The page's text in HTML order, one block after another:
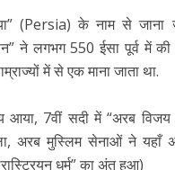
(Persia) के नाम से जाना
ने लगभग 550 ईसा पूर्व में
में से एक माना जाता था.
आया, 7वीं सदी में “अरब विजय
अरब मुस्लिम सेनाओं ने यहाँ
धर्म” का अंत हुआ)